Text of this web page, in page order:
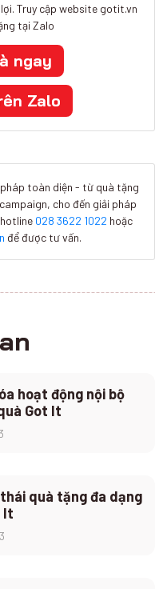
Truy cập website gotit.vn
tại Zalo
ngay
Zalo
toàn diện - từ quà tặng
cho đến giải pháp
028 3622 1022 hoặc
để được tư vấn.
hoạt động nội bộ
Got It
quà tặng đa dạng
It